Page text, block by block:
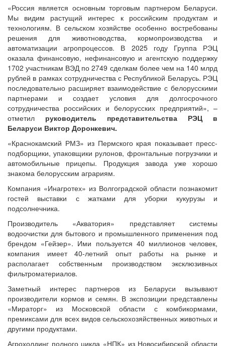
«Россия является основным торговым партнером Беларуси.
Мы видим растущий интерес к российским продуктам и
технологиям. В сельском хозяйстве особенно востребованы
решения для животноводства, кормопроизводства и
автоматизации агропроцессов. В 2025 году Группа РЭЦ
оказала финансовую, нефинансовую и агентскую поддержку
1702 участникам ВЭД по 2749 сделкам более чем на 140 млрд
рублей в рамках сотрудничества с Республикой Беларусь. РЭЦ
последовательно расширяет взаимодействие с белорусскими
партнерами и создает условия для долгосрочного
сотрудничества российских и белорусских предприятий», –
отметил руководитель представительства РЭЦ в
Беларуси Виктор Доронкевич.
«Краснокамский РМЗ» из Пермского края показывает пресс-
подборщики, упаковщики рулонов, фронтальные погрузчики и
автомобильные прицепы. Продукция завода уже хорошо
знакома белорусским аграриям.
Компания «Инагротех» из Волгоградской области познакомит
гостей выставки с жатками для уборки кукурузы и
подсолнечника.
Производитель «Акватория» представляет системы
водоочистки для бытового и промышленного применения под
брендом «Гейзер». Ими пользуется 40 миллионов человек,
компания имеет 40-летний опыт работы на рынке и
располагает собственным производством эксклюзивных
фильтроматериалов.
Заметный интерес партнеров из Беларуси вызывают
производители кормов и семян. В экспозиции представлены
«Мираторг» из Московской области с комбикормами,
премиксами для всех видов сельскохозяйственных животных и
другими продуктами.
Агрохолдинг полного цикла «НПК» из Новосибирской области